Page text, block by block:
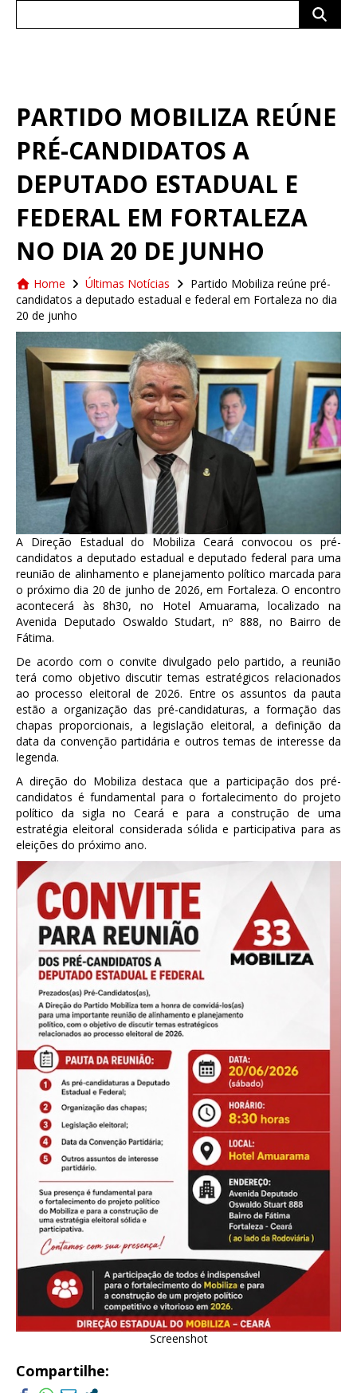
PARTIDO MOBILIZA REÚNE
PRÉ-CANDIDATOS A
DEPUTADO ESTADUAL E
FEDERAL EM FORTALEZA
NO DIA 20 DE JUNHO
Home Últimas Notícias
Partido Mobiliza reúne pré-
candidatos a deputado estadual e federal em Fortaleza no dia
20 de junho
A Direção Estadual do Mobiliza Ceará convocou os pré-
candidatos a deputado estadual e deputado federal para uma
reunião de alinhamento e planejamento político marcada para
o próximo dia 20 de junho de 2026, em Fortaleza. O encontro
acontecerá às 8h30, no Hotel Amuarama, localizado na
Avenida Deputado Oswaldo Studart, nº 888, no Bairro de
Fátima.
De acordo com o convite divulgado pelo partido, a reunião
terá como objetivo discutir temas estratégicos relacionados
ao processo eleitoral de 2026. Entre os assuntos da pauta
estão a organização das pré-candidaturas, a formação das
chapas proporcionais, a legislação eleitoral, a definição da
data da convenção partidária e outros temas de interesse da
legenda.
A direção do Mobiliza destaca que a participação dos pré-
candidatos é fundamental para o fortalecimento do projeto
político da sigla no Ceará e para a construção de uma
estratégia eleitoral considerada sólida e participativa para as
eleições do próximo ano.
Screenshot
Compartilhe: